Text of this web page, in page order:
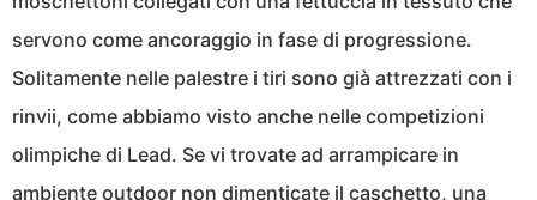
servono come ancoraggio in fase di progressione.
Solitamente nelle palestre i tiri sono già attrezzati con i
rinvii, come abbiamo visto anche nelle competizioni
olimpiche di Lead. Se vi trovate ad arrampicare in
ambiente outdoor non dimenticate il caschetto, una